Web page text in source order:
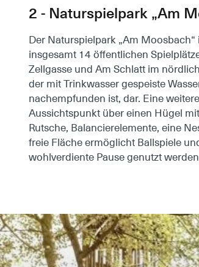
2 - Naturspielpark „Am
Der Naturspielpark „Am
insgesamt 14 öffentlichen
Zellgasse und Am Schlatt im
der mit Trinkwasser gespeiste
nachempfunden ist, dar. Eine
Aussichtspunkt über einen Hügel
Rutsche, Balancierelemente, eine
freie Fläche ermöglicht Ballspiele
wohlverdiente Pause genutzt